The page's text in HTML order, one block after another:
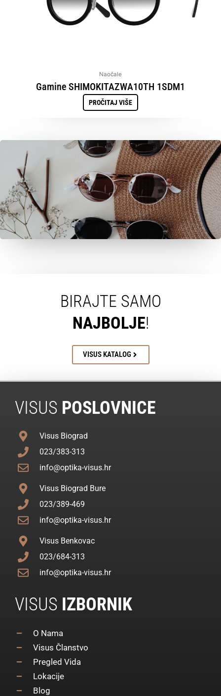
Naočale
Gamine SHIMOKITAZWA10TH 1SDM1
PROČITAJ VIŠE
BIRAJTE SAMO
NAJBOLJE!
VISUS KATALOG
VISUS POSLOVNICE
Visus Biograd
023/383-313
info@optika-visus.hr
Visus Biograd Bure
023/389-469
info@optika-visus.hr
Visus Benkovac
023/684-313
info@optika-visus.hr
VISUS IZBORNIK
O Nama
Visus Članstvo
Pregled Vida
Lokacije
Blog